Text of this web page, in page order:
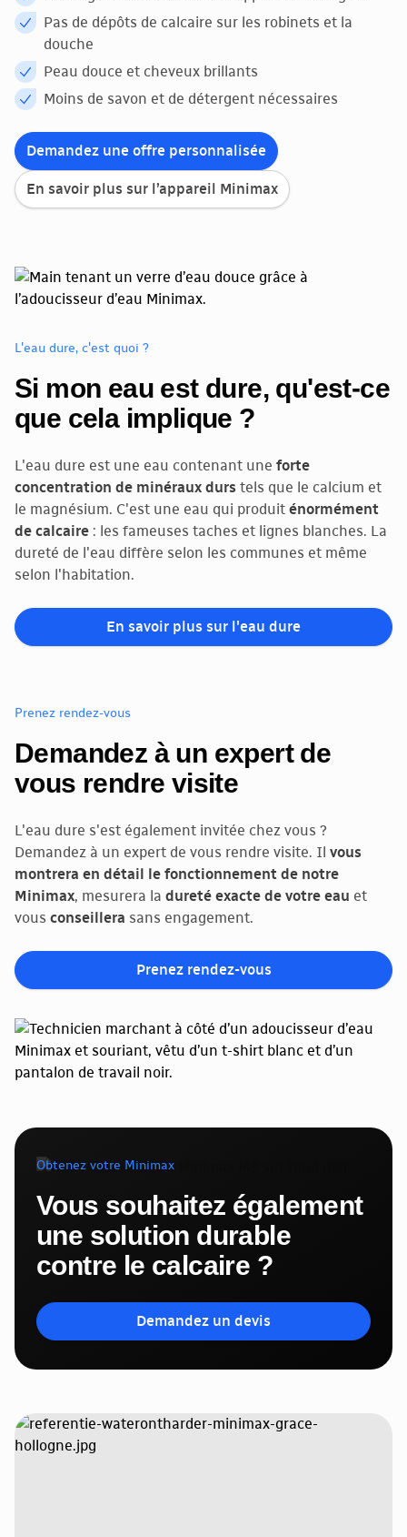
Pas de dépôts de calcaire sur les robinets et la
douche
Peau douce et cheveux brillants
Moins de savon et de détergent nécessaires
Demandez une offre personnalisée
En savoir plus sur l’appareil Minimax
L'eau dure, c'est quoi ?
Si mon eau est dure, qu'est-ce
que cela implique ?
L'eau dure est une eau contenant une forte
concentration de minéraux durs tels que le calcium et
le magnésium. C'est une eau qui produit énormément
de calcaire : les fameuses taches et lignes blanches. La
dureté de l'eau diffère selon les communes et même
selon l'habitation.
En savoir plus sur l'eau dure
Prenez rendez-vous
Demandez à un expert de
vous rendre visite
L'eau dure s'est également invitée chez vous ?
Demandez à un expert de vous rendre visite. Il vous
montrera en détail le fonctionnement de notre
Minimax, mesurera la dureté exacte de votre eau et
vous conseillera sans engagement.
Prenez rendez-vous
Obtenez votre Minimax
Vous souhaitez également
une solution durable
contre le calcaire ?
Demandez un devis